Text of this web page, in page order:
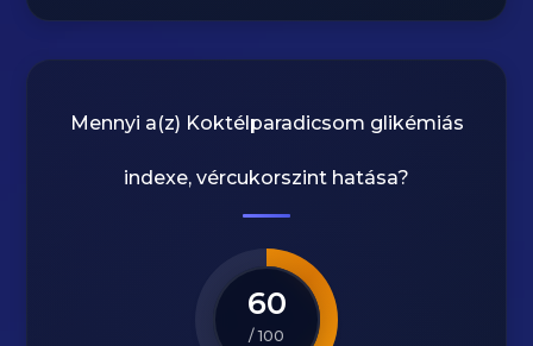
Mennyi a(z) Koktélparadicsom glikémiás
indexe, vércukorszint hatása?
60
/ 100